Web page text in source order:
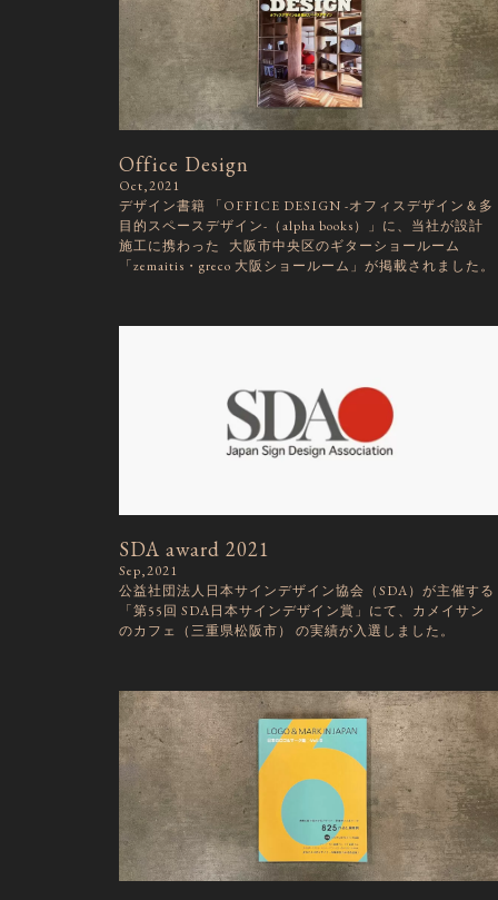
Office Design
Oct,2021
デザイン書籍 「OFFICE DESIGN -オフィスデザイン＆多
目的スペースデザイン-（alpha books）」に、当社が設計
施工に携わった 大阪市中央区のギターショールーム
「zemaitis・greco 大阪ショールーム」が掲載されました。
SDA award 2021
Sep,2021
公益社団法人日本サインデザイン協会（SDA）が主催する
「第55回 SDA日本サインデザイン賞」にて、カメイサン
のカフェ（三重県松阪市） の実績が入選しました。